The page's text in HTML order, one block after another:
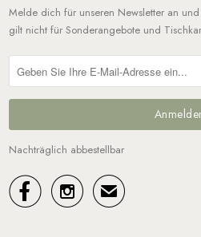
Melde dich für unseren Newsletter an und
gilt nicht für Sonderangebote und
Nachträglich abbestellbar
  ✉